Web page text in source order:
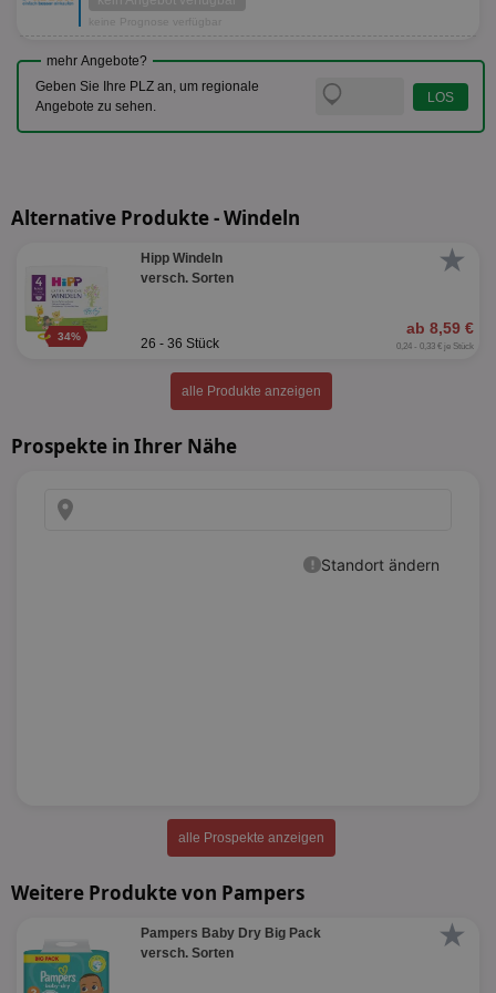
keine Prognose verfügbar
mehr Angebote?
Geben Sie Ihre PLZ an, um regionale
Angebote zu sehen.
Alternative Produkte - Windeln
★
34%
Hipp Windeln
versch. Sorten
ab 8,59 €
26 - 36 Stück 0,24 - 0,33 € je Stück
alle Produkte anzeigen
Prospekte in Ihrer Nähe
alle Prospekte anzeigen
Weitere Produkte von Pampers
★
Pampers Baby Dry Big Pack
versch. Sorten